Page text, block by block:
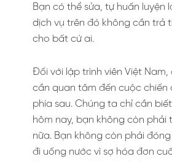
Bạn có thể sửa, tự huấn luyện
dịch vụ trên đó không cần trả
cho bất cứ ai.
Đối với lập trình viên Việt
cần quan tâm đến cuộc chiến
phía sau. Chúng ta chỉ cần
hôm nay, bạn không còn phải
nữa. Bạn không còn phải
đi uống nước vì sợ hóa đơn